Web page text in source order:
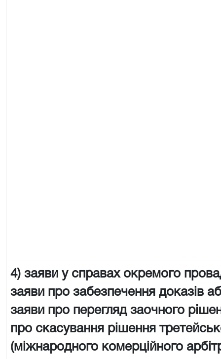
4) заяви у справах окремого
заяви про забезпечення доказів
заяви про перегляд заочного
про скасування рішення
(міжнародного комерційного